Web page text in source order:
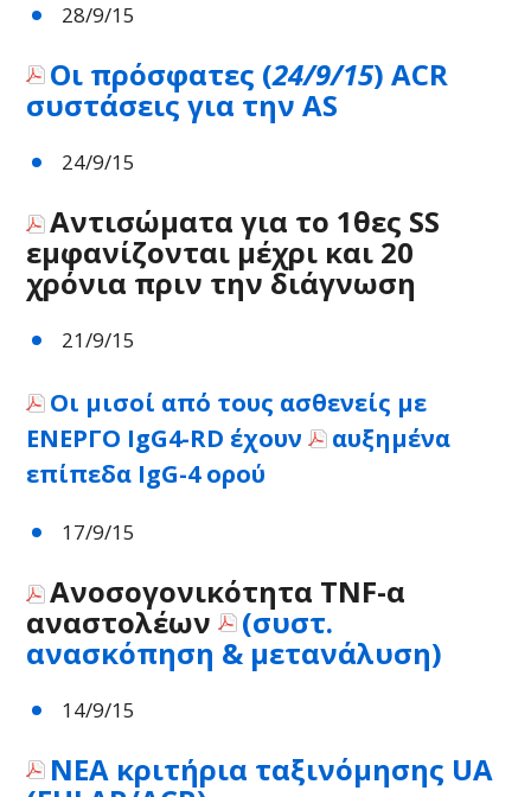
28/9/15
Οι πρόσφατες (24/9/15) ACR
συστάσεις για την AS
24/9/15
Αντισώματα για το 1θες SS
εμφανίζονται μέχρι και 20
χρόνια πριν την διάγνωση
21/9/15
Οι μισοί από τους ασθενείς με
ΕΝΕΡΓΟ IgG4-RD έχουν
αυξημένα
επίπεδα IgG-4 ορού
17/9/15
Ανοσογονικότητα TNF-α
αναστολέων (συστ.
ανασκόπηση & μετανάλυση)
14/9/15
ΝΕΑ κριτήρια ταξινόμησης UA